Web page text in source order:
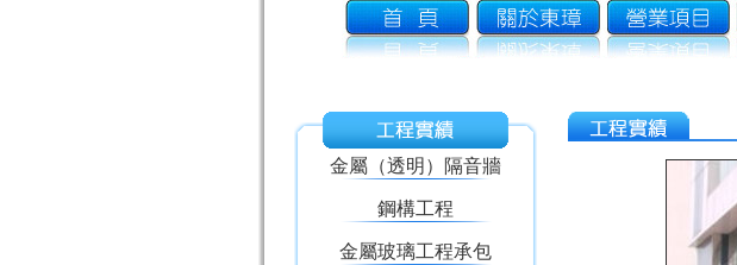
金屬（透明）隔音牆
鋼構工程
金屬玻璃工程承包